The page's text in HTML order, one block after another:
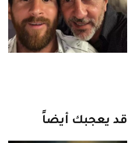
قد يعجبك أيضاً